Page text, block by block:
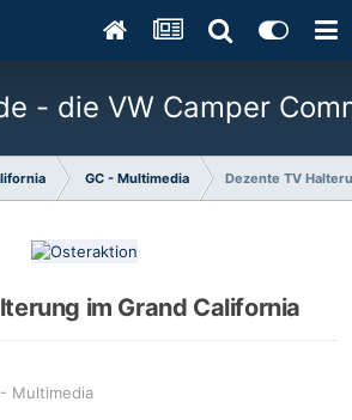
GC - Multimedia Dezente TV
im Grand California
Multimedia